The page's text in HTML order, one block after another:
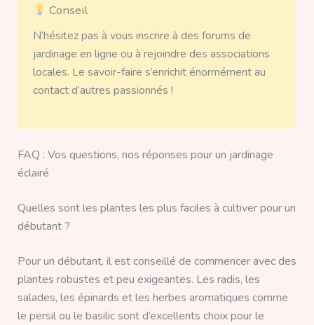
Conseil
N’hésitez pas à vous inscrire à des forums de
jardinage en ligne ou à rejoindre des associations
locales. Le savoir-faire s’enrichit énormément au
contact d’autres passionnés !
FAQ : Vos questions, nos réponses pour un jardinage
éclairé
Quelles sont les plantes les plus faciles à cultiver pour un
débutant ?
Pour un débutant, il est conseillé de commencer avec des
plantes robustes et peu exigeantes. Les radis, les
salades, les épinards et les herbes aromatiques comme
le persil ou le basilic sont d’excellents choix pour le